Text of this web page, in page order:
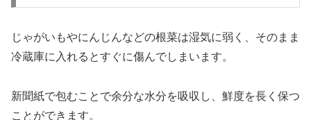
じゃがいもやにんじんなどの根菜は湿気に弱く、そのまま
冷蔵庫に入れるとすぐに傷んでしまいます。
新聞紙で包むことで余分な水分を吸収し、鮮度を長く保つ
ことができます。